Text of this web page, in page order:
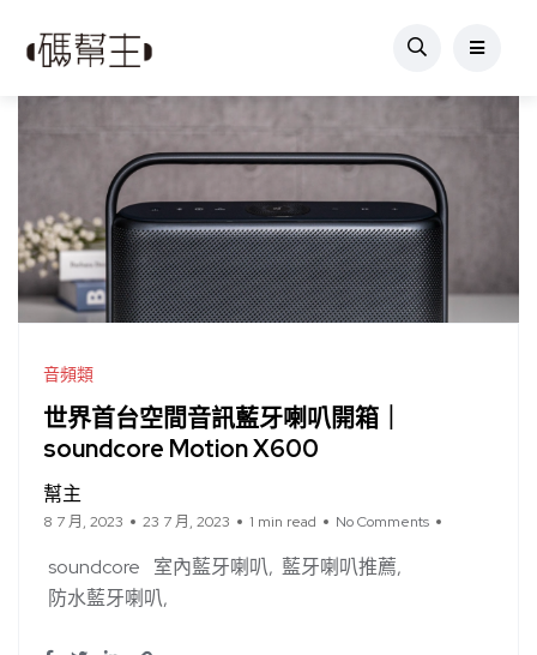
音頻類
世界首台空間音訊藍牙喇叭開箱｜
soundcore Motion X600
幫主
8 7 月, 2023 23 7 月, 2023 1 min read No Comments
soundcore 室內藍牙喇叭
藍牙喇叭推薦
防水藍牙喇叭